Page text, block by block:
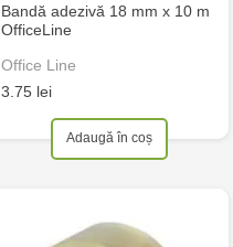
Bandă adezivă 18 mm x 10 m
OfficeLine
Office Line
3.75 lei
Adaugă în coș